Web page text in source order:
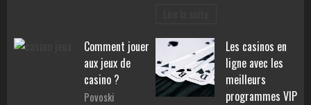
Comment jouer
aux jeux de
casino ?
Povoski
Les casinos en
ligne avec les
meilleurs
programmes VIP